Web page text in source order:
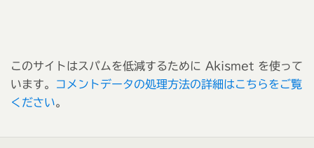
このサイトはスパムを低減するために Akismet を使って
います。
コメントデータの処理方法の詳細はこちらをご覧
ください。